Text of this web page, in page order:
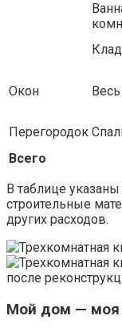
Окон
Перегородок
Всего
В таблице
строительные
других расходов.
после
Мой дом — моя